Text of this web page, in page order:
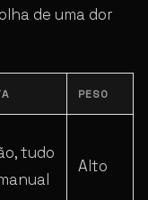
de uma dor
PESO
tudo
Alto